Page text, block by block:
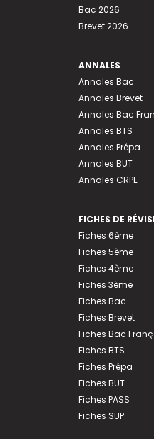
Bac 2026
Brevet 2026
ANNALES
Annales Bac
Annales Brevet
Annales Bac
Annales BTS
Annales Prépa
Annales BUT
Annales CRPE
FICHES DE
Fiches 6ème
Fiches 5ème
Fiches 4ème
Fiches 3ème
Fiches Bac
Fiches Brevet
Fiches Bac
Fiches BTS
Fiches Prépa
Fiches BUT
Fiches PASS
Fiches SUP